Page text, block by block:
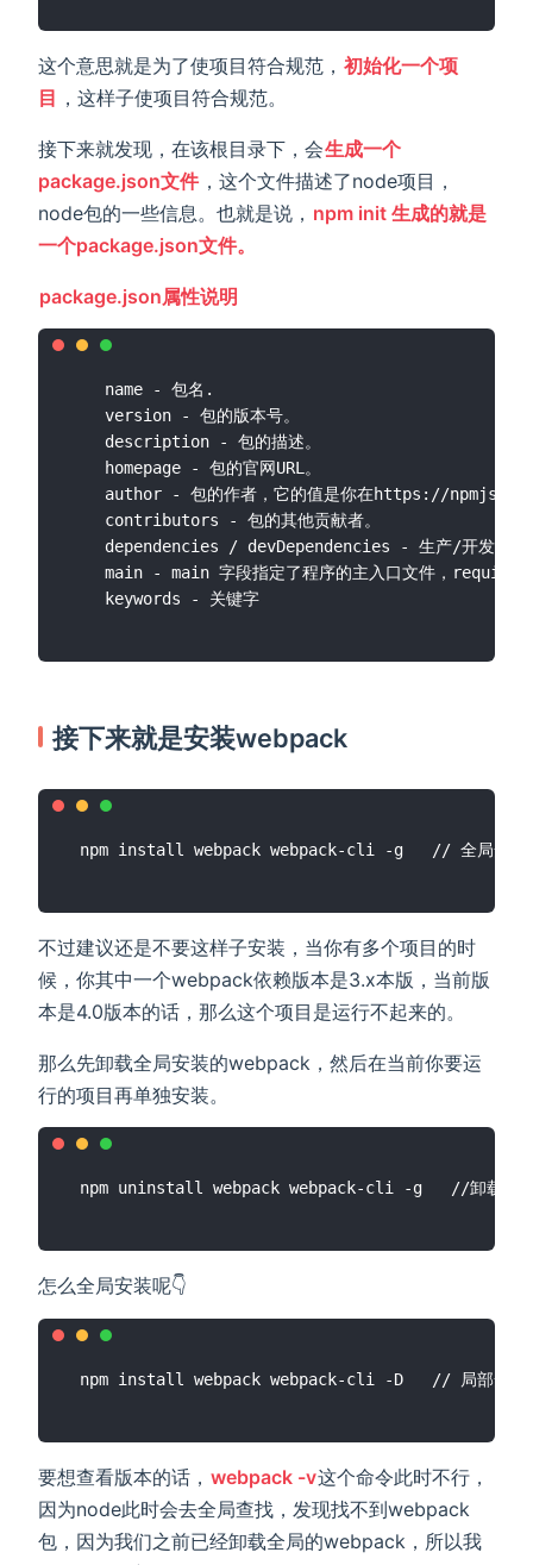
这个意思就是为了使项目符合规范， 初始化一个项
目 ，这样子使项目符合规范。
接下来就发现，在该根目录下，会生成一个
package.json文件 ，这个文件描述了node项目，
node包的一些信息。也就是说， npm init 生成的就是
一个package.json文件。
package.json属性说明
    version - 包的版本号。
    description - 包的描述。
    homepage - 包的官网URL。
author - 包的作者，它的值是你在https://npmjs.org网站的有效账户名，
    contributors - 包的其他贡献者。
dependencies / devDependencies - 生产/开发环境
main - main 字段指定了程序的主入口文件，
接下来就是安装webpack
不过建议还是不要这样子安装，当你有多个项目的时
候，你其中一个webpack依赖版本是3.x本版，当前版
本是4.0版本的话，那么这个项目是运行不起来的。
那么先卸载全局安装的webpack，然后在当前你要运
行的项目再单独安装。
怎么全局安装呢👇
要想查看版本的话， webpack -v这个命令此时不行，
因为node此时会去全局查找，发现找不到webpack
包，因为我们之前已经卸载全局的webpack，所以我